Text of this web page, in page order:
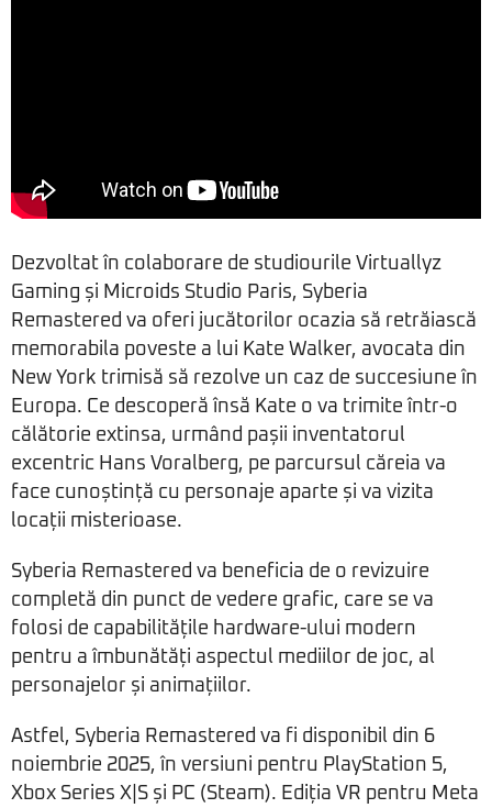
Dezvoltat în colaborare de studiourile Virtuallyz
Gaming și Microids Studio Paris, Syberia
Remastered va oferi jucătorilor ocazia să retrăiască
memorabila poveste a lui Kate Walker, avocata din
New York trimisă să rezolve un caz de succesiune în
Europa. Ce descoperă însă Kate o va trimite într-o
călătorie extinsa, urmând pașii inventatorul
excentric Hans Voralberg, pe parcursul căreia va
face cunoștință cu personaje aparte și va vizita
locații misterioase.
Syberia Remastered va beneficia de o revizuire
completă din punct de vedere grafic, care se va
folosi de capabilitățile hardware-ului modern
pentru a îmbunătăți aspectul mediilor de joc, al
personajelor și animațiilor.
Astfel, Syberia Remastered va fi disponibil din 6
noiembrie 2025, în versiuni pentru PlayStation 5,
Xbox Series X|S și PC (Steam). Ediția VR pentru Meta